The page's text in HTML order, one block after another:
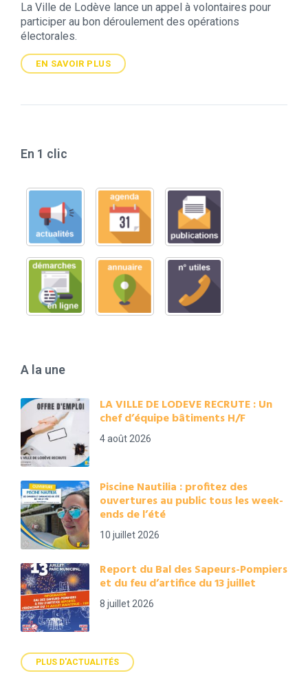
La Ville de Lodève lance un appel à volontaires pour
participer au bon déroulement des opérations
électorales.
EN SAVOIR PLUS
En 1 clic
A la une
LA VILLE DE LODEVE RECRUTE : Un
chef d’équipe bâtiments H/F
4 août 2026
Piscine Nautilia : profitez des
ouvertures au public tous les week-
ends de l’été
10 juillet 2026
Report du Bal des Sapeurs-Pompiers
et du feu d’artifice du 13 juillet
8 juillet 2026
PLUS D'ACTUALITÉS